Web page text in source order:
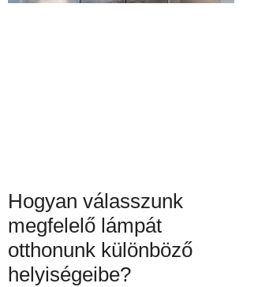
Hogyan válasszunk
megfelelő lámpát
otthonunk különböző
helyiségeibe?